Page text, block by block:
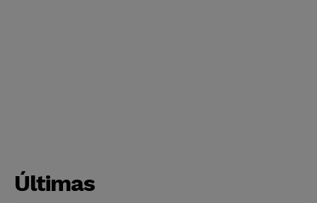
Últimas